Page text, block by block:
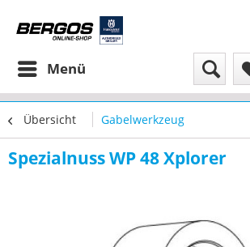
Menü
Übersicht Gabelwerkzeug
Spezialnuss WP 48 Xplorer